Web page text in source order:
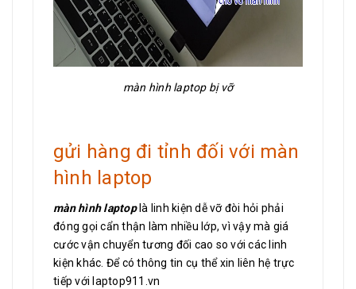
màn hình laptop bị vỡ
gửi hàng đi tỉnh đối với màn
hình laptop
màn hình laptoplà linh kiện dễ vỡ đòi hỏi phải
đóng gọi cẩn thận làm nhiều lớp, vì vậy mà giá
cước vận chuyển tương đối cao so với các linh
kiện khác. Để có thông tin cụ thể xin liên hệ trực
tiếp với laptop911.vn